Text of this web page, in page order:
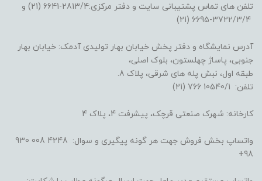
تلفن های تماس پشتیبانی سایت و دفتر مرکزی:2813/4-6641 (21) و
آدرس نمایشگاه و دفتر پخش خیابان بهار تولیدی آدمک: خیابان بهار
جنوبی، پاساژ چهلستون، بلوک اصلی،
طبقه اول، نبش پله های شرقی، پلاک 8.
تلفن: 10540/1 766 (21)
کارخانه: شهرک صنعتی قرچک، پیشرفت 4، پلاک 4
واتساپ بخش فروش جهت هر گونه پیگیری و سوال: 4248 008 930
98+